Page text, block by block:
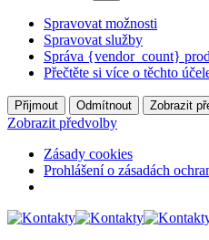
Spravovat možnosti
Spravovat služby
Správa {vendor_count}
Přečtěte si více o těchto
Přijmout Odmítnout Zobrazit
Zobrazit předvolby
Zásady cookies
Prohlášení o zásadách